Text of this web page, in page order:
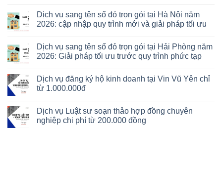
Dịch vụ sang tên sổ đỏ trọn gói tại Hà Nội năm
2026: cập nhập quy trình mới và giải pháp tối ưu
Dịch vụ sang tên sổ đỏ trọn gói tại Hải Phòng năm
2026: Giải pháp tối ưu trước quy trình phức tạp
Dịch vụ đăng ký hộ kinh doanh tại Vin Vũ Yên chỉ
từ 1.000.000đ
Dịch vụ Luật sư soạn thảo hợp đồng chuyên
nghiệp chi phí từ 200.000 đồng